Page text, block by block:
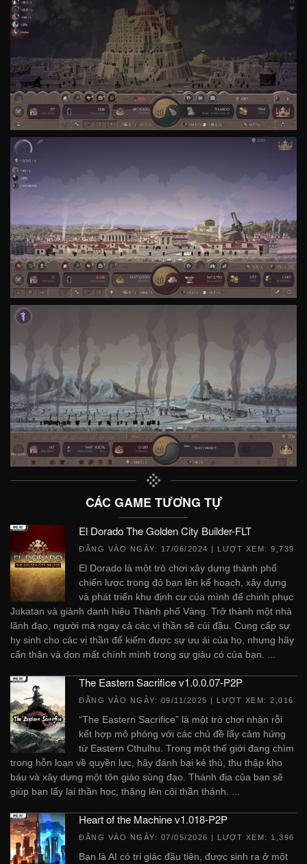
CÁC GAME TƯƠNG TỰ
El Dorado The Golden City Builder-FLT
ĐĂNG VÀO NGÀY: 17/06/2024 | LƯỢT XEM: 9,739
El Dorado là một trò chơi xây dựng thành phố
chiến lược trong đó bạn lên kế hoạch, xây dựng
và phát triển khu định cư của mình để chinh phục
Jukatan và giành danh hiệu Thành phố Vàng. Trở thành một nhà
lãnh đạo, người mà ngay cả các vị thần sẽ cúi đầu. Cung cấp sự
hy sinh cho các vị thần để kiếm được sự ưu ái của họ, nhưng hãy
cẩn thận và don mất chính mình trong sự giàu có của bạn. ...
The Eastern Sacrifice v1.0.0.07-P2P
ĐĂNG VÀO NGÀY: 09/11/2025 | LƯỢT XEM: 2,016
“The Eastern Sacrifice” là một trò chơi nhàn rỗi
kết hợp mô phỏng với các chủ đề lấy cảm hứng
từ Eastern Cthulhu. Trong một thế giới đang chìm
trong hỗn loạn về quyền lực, hãy đánh bại kẻ thù, thu thập kho
báu và xây dựng một tôn giáo sùng đạo. Thánh địa của bạn sẽ
giúp bạn lấy lại thần học, thăng lên cõi thần thánh. ...
Heart of the Machine v1.018-P2P
ĐĂNG VÀO NGÀY: 07/05/2026 | LƯỢT XEM: 1,396
Bạn là AI có tri giác đầu tiên, được sinh ra ở một